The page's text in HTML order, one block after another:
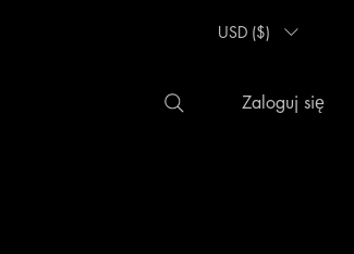
USD ($)
Zaloguj się